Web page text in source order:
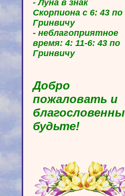
- Луна в знак
Скорпиона с 6: 43 по
Гринвичу
- неблагоприятное
время: 4: 11-6: 43 по
Гринвичу
Добро
пожаловать и
благословенны
будьте!